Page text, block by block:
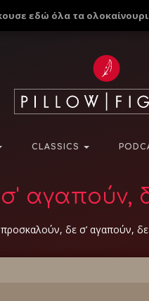
εδώ όλα τα
CLASSICS
αγαπούν,
δε σ’ αγαπούν,